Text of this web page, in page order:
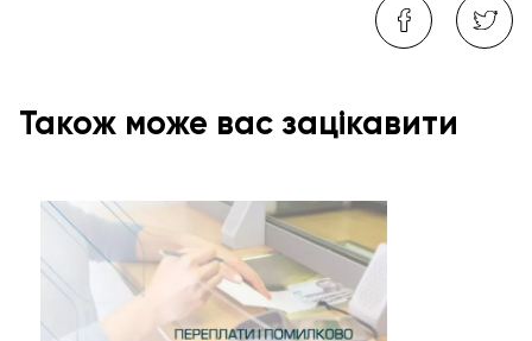
Також може вас зацікавити